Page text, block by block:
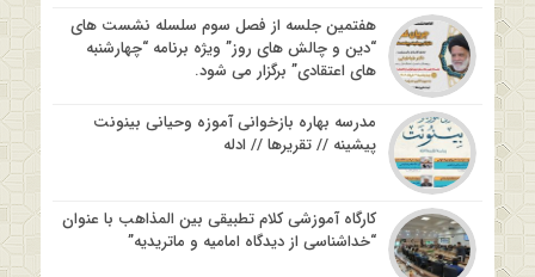
هفتمین جلسه از فصل سوم سلسله نشست های
“دین و چالش های روز” ویژه برنامه “چهارشنبه
های اعتقادی” برگزار می شود.
مدرسه بهاره بازخوانی آموزه وحیانی بینونت
پیشینه // تقریرها // ادله
کارگاه آموزشی کلام تطبیقی بین المذاهب با عنوان
“خداشناسی از دیدگاه امامیه و ماتریدیه”